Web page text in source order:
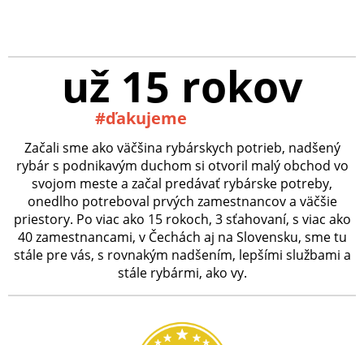
už 15 rokov
#ďakujeme
Začali sme ako väčšina rybárskych potrieb, nadšený
rybár s podnikavým duchom si otvoril malý obchod vo
svojom meste a začal predávať rybárske potreby,
onedlho potreboval prvých zamestnancov a väčšie
priestory. Po viac ako 15 rokoch, 3 sťahovaní, s viac ako
40 zamestnancami, v Čechách aj na Slovensku, sme tu
stále pre vás, s rovnakým nadšením, lepšími službami a
stále rybármi, ako vy.